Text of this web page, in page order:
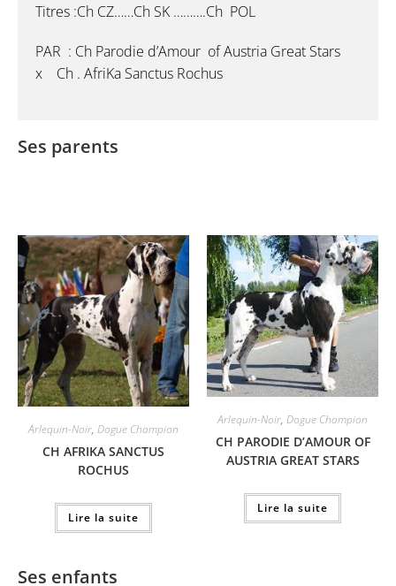
Titres :Ch CZ……Ch SK ……….Ch POL
PAR : Ch Parodie d’Amour of Austria Great Stars
x Ch . AfriKa Sanctus Rochus
Ses parents
Arlequin-Noir, Dogue Champion
CH AFRIKA SANCTUS
ROCHUS
Lire la suite
Arlequin-Noir, Dogue Champion
CH PARODIE D’AMOUR OF
AUSTRIA GREAT STARS
Lire la suite
Ses enfants